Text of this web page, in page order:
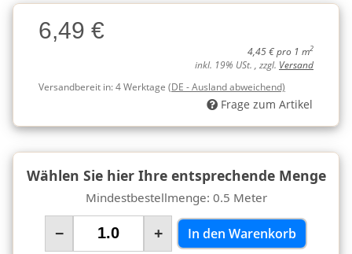
Charge
Charge6,49 €
4,45 € pro 1 m2
inkl. 19% USt. , zzgl. Versand
Versandbereit in:4 Werktage (DE - Ausland abweichend)
Frage zum Artikel
Wählen Sie hier Ihre entsprechende Menge
Mindestbestellmenge: 0.5 Meter
− + In den Warenkorb